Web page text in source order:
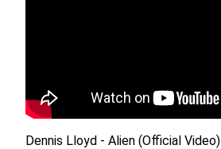
Dennis Lloyd - Alien (Official Video)